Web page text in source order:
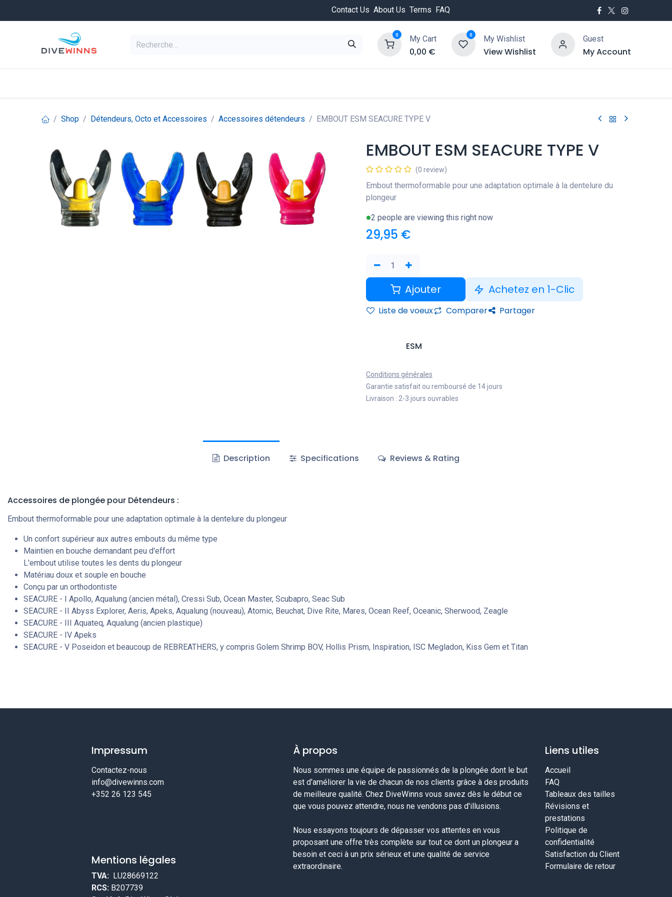
Contact Us About Us Terms FAQ
0 My Cart
0,00 €
0 My Wishlist
View Wishlist
Guest
My Account
HOT
Shop Détendeurs, Octo et Accessoires Accessoires détendeurs EMBOUT ESM SEACURE TYPE V
EMBOUT ESM SEACURE TYPE V
(0 review)
Embout thermoformable pour une adaptation optimale à la dentelure du
plongeur
2 people are viewing this right now
29,95 €
Ajouter Achetez en 1-Clic
Liste de voeux Comparer Partager
ESM
Conditions générales
Garantie satisfait ou remboursé de 14 jours
Livraison : 2-3 jours ouvrables
Description Specifications Reviews & Rating
Accessoires de plongée pour Détendeurs :
Embout thermoformable pour une adaptation optimale à la dentelure du plongeur
Un confort supérieur aux autres embouts du même type
Maintien en bouche demandant peu d'effort
L'embout utilise toutes les dents du plongeur
Matériau doux et souple en bouche
Conçu par un orthodontiste
SEACURE - I Apollo, Aqualung (ancien métal), Cressi Sub, Ocean Master, Scubapro, Seac Sub
SEACURE - II Abyss Explorer, Aeris, Apeks, Aqualung (nouveau), Atomic, Beuchat, Dive Rite, Mares, Ocean Reef, Oceanic, Sherwood, Zeagle
SEACURE - III Aquateq, Aqualung (ancien plastique)
SEACURE - IV Apeks
SEACURE - V Poseidon et beaucoup de REBREATHERS, y compris Golem Shrimp BOV, Hollis Prism, Inspiration, ISC Megladon, Kiss Gem et Titan
Impressum
Contactez-nous
info@divewinns.com
+352 26 123 545
Mentions légales
TVA: LU28669122
RCS: B207739
À propos
Nous sommes une équipe de passionnés de la plongée dont le but
est d'améliorer la vie de chacun de nos clients grâce à des produits
de meilleure qualité. Chez DiveWinns vous savez dès le début ce
que vous pouvez attendre, nous ne vendons pas d'illusions.
Nous essayons toujours de dépasser vos attentes en vous
proposant une offre très complète sur tout ce dont un plongeur a
besoin et ceci à un prix sérieux et une qualité de service
extraordinaire.
Liens utiles
Accueil
FAQ
Tableaux des tailles
Révisions et
prestations
Politique de
confidentialité
Satisfaction du Client
Formulaire de retour